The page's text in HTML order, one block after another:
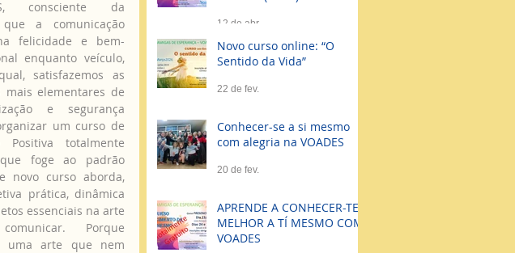
12 de abr.
Novo curso online: “O
Sentido da Vida”
22 de fev.
Conhecer-se a si mesmo
com alegria na VOADES
20 de fev.
APRENDE A CONHECER-TE
MELHOR A TÍ MESMO COM
VOADES
consciente da
a comunicação
felicidade e bem-
enquanto veículo,
satisfazemos as
mais elementares de
e segurança
um curso de
Positiva totalmente
foge ao padrão
novo curso aborda,
prática, dinâmica
essenciais na arte
Porque
uma arte que nem